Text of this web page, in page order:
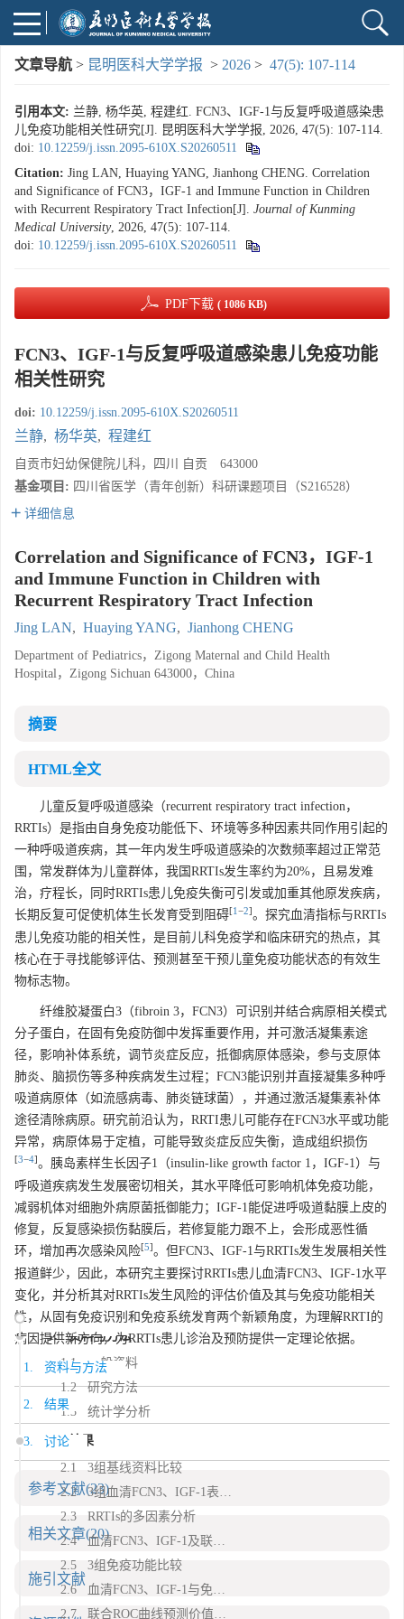
文章导航 > 昆明医科大学学报 > 2026 > 47(5): 107-114
引用本文: 兰静, 杨华英, 程建红. FCN3、IGF-1与反复呼吸道感染患
儿免疫功能相关性研究[J]. 昆明医科大学学报, 2026, 47(5): 107-114.
doi: 10.12259/j.issn.2095-610X.S20260511
Citation: Jing LAN, Huaying YANG, Jianhong CHENG. Correlation
and Significance of FCN3，IGF-1 and Immune Function in Children
with Recurrent Respiratory Tract Infection[J]. Journal of Kunming
Medical University, 2026, 47(5): 107-114.
doi: 10.12259/j.issn.2095-610X.S20260511
PDF下载 ( 1086 KB)
FCN3、IGF-1与反复呼吸道感染患儿免疫功能
相关性研究
doi: 10.12259/j.issn.2095-610X.S20260511
兰静, 杨华英, 程建红
自贡市妇幼保健院儿科，四川 自贡 643000
基金项目: 四川省医学（青年创新）科研课题项目（S216528）
详细信息
Correlation and Significance of FCN3，IGF-1
and Immune Function in Children with
Recurrent Respiratory Tract Infection
Jing LAN, Huaying YANG, Jianhong CHENG
Department of Pediatrics，Zigong Maternal and Child Health
Hospital，Zigong Sichuan 643000，China
摘要
HTML全文
儿童反复呼吸道感染（recurrent respiratory tract infection，
RRTIs）是指由自身免疫功能低下、环境等多种因素共同作用引起的
一种呼吸道疾病，其一年内发生呼吸道感染的次数频率超过正常范
围，常发群体为儿童群体，我国RRTIs发生率约为20%，且易发难
治，疗程长，同时RRTIs患儿免疫失衡可引发或加重其他原发疾病，
长期反复可促使机体生长发育受到阻碍[1 −2]。探究血清指标与RRTIs
患儿免疫功能的相关性，是目前儿科免疫学和临床研究的热点，其
核心在于寻找能够评估、预测甚至干预儿童免疫功能状态的有效生
物标志物。
纤维胶凝蛋白3（fibroin 3，FCN3）可识别并结合病原相关模式
分子蛋白，在固有免疫防御中发挥重要作用，并可激活凝集素途
径，影响补体系统，调节炎症反应，抵御病原体感染，参与支原体
肺炎、脑损伤等多种疾病发生过程；FCN3能识别并直接凝集多种呼
吸道病原体（如流感病毒、肺炎链球菌），并通过激活凝集素补体
途径清除病原。研究前沿认为，RRTI患儿可能存在FCN3水平或功能
异常，病原体易于定植，可能导致炎症反应失衡，造成组织损伤
[3−4]。胰岛素样生长因子1（insulin-like growth factor 1，IGF-1）与
呼吸道疾病发生发展密切相关，其水平降低可影响机体免疫功能，
减弱机体对细胞外病原菌抵御能力；IGF-1能促进呼吸道黏膜上皮的
修复，反复感染损伤黏膜后，若修复能力跟不上，会形成恶性循
环，增加再次感染风险[5]。但FCN3、IGF-1与RRTIs发生发展相关性
报道鲜少，因此，本研究主要探讨RRTIs患儿血清FCN3、IGF-1水平
变化，并分析其对RRTIs发生风险的评估价值及其与免疫功能相关
性，从固有免疫识别和免疫系统发育两个新颖角度，为理解RRTI的
病因提供新方向，为RRTIs患儿诊治及预防提供一定理论依据。
1. 资料与方法
2. 结果
3. 讨论
参考文献(23)
相关文章(20)
施引文献
1. 资料与方法
1.1 一般资料
1.2 研究方法
1.3 统计学分析
2. 结果
2.1 3组基线资料比较
2.2 3组血清FCN3、IGF-1表达比较
2.3 RRTIs的多因素分析
2.4 血清FCN3、IGF-1及联合评估RRTIs风险的ROC曲线
2.5 3组免疫功能比较
2.6 血清FCN3、IGF-1与免疫功能相关性
2.7 联合ROC曲线预测价值的验证